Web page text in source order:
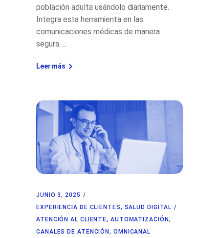
población adulta usándolo diariamente.
Integra esta herramienta en las
comunicaciones médicas de manera
segura.
Leer más
JUNIO 3, 2025
EXPERIENCIA DE CLIENTES, SALUD DIGITAL
ATENCIÓN AL CLIENTE, AUTOMATIZACIÓN ,
CANALES DE ATENCIÓN, OMNICANAL